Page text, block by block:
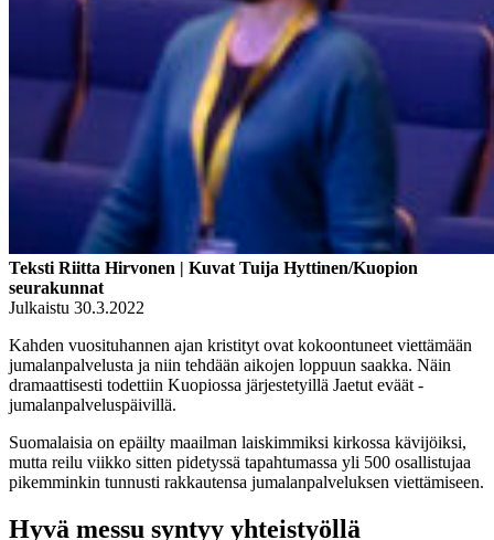
Teksti Riitta Hirvonen | Kuvat Tuija Hyttinen/Kuopion
seurakunnat
Julkaistu 30.3.2022
Kahden vuosituhannen ajan kristityt ovat kokoontuneet viettämään
jumalanpalvelusta ja niin tehdään aikojen loppuun saakka. Näin
dramaattisesti todettiin Kuopiossa järjestetyillä Jaetut eväät -
jumalanpalveluspäivillä.
Suomalaisia on epäilty maailman laiskimmiksi kirkossa kävijöiksi,
mutta reilu viikko sitten pidetyssä tapahtumassa yli 500 osallistujaa
pikemminkin tunnusti rakkautensa jumalanpalveluksen viettämiseen.
Hyvä messu syntyy yhteistyöllä